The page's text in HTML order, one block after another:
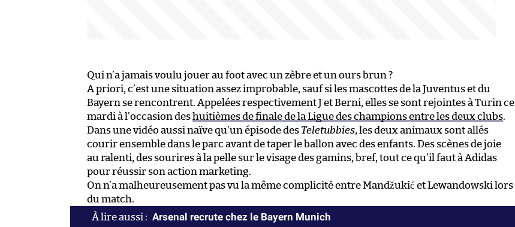
Qui n’a jamais voulu jouer au foot avec un zèbre et un ours brun ?
A priori, c’est une situation assez improbable, sauf si les mascottes de la Juventus et du
Bayern se rencontrent. Appelées respectivement J et Berni, elles se sont rejointes à Turin ce
mardi à l’occasion des huitièmes de finale de la Ligue des champions entre les deux clubs.
Dans une vidéo aussi naïve qu’un épisode des Teletubbies, les deux animaux sont allés
courir ensemble dans le parc avant de taper le ballon avec des enfants. Des scènes de joie
au ralenti, des sourires à la pelle sur le visage des gamins, bref, tout ce qu’il faut à Adidas
pour réussir son action marketing.
On n’a malheureusement pas vu la même complicité entre Mandžukić et Lewandowski lors
du match.
Arsenal recrute chez le Bayern Munich